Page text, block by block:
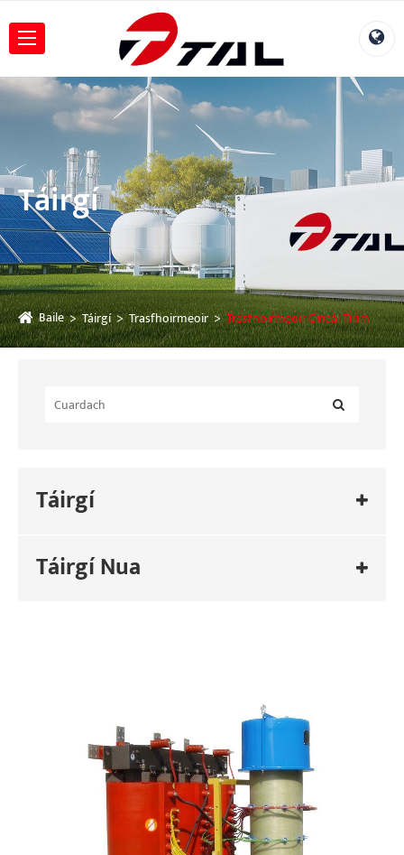
Táirgí
Baile Táirgí Trasfhoirmeoir Trasfhoirmeoir Cineál Tirim
Táirgí
Táirgí Nua